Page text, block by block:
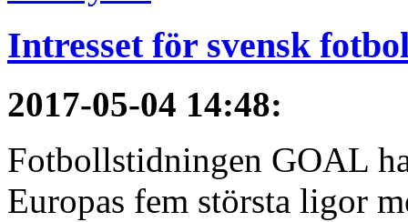
Intresset för svensk
2017-05-04 14:48:
Fotbollstidningen GOAL
Europas fem största ligor